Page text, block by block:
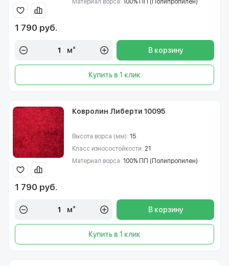
Материал ворса: 100% ПП (Полипропилен)
1 790 руб.
м² В корзину
Купить в 1 клик
Ковролин Либерти 10095
Высота ворса (мм): 15
Класс износостойкости: 21
Материал ворса: 100% ПП (Полипропилен)
1 790 руб.
м² В корзину
Купить в 1 клик